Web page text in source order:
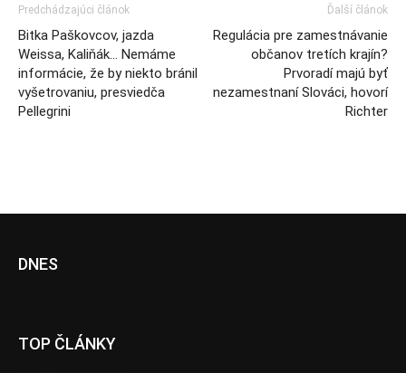
Predchádzajúci článok
Bitka Paškovcov, jazda
Weissa, Kaliňák… Nemáme
informácie, že by niekto bránil
vyšetrovaniu, presviedča
Pellegrini
Ďalší článok
Regulácia pre zamestnávanie
občanov tretích krajín?
Prvoradí majú byť
nezamestnaní Slováci, hovorí
Richter
DNES
TOP ČLÁNKY